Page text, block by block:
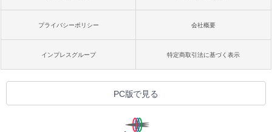
プライバシーポリシー 会社概要
インプレスグループ 特定商取引法に基づく表示
PC版で見る